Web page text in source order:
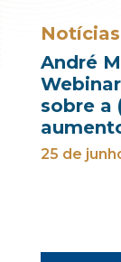
Notícias
André
sobre a
25 de